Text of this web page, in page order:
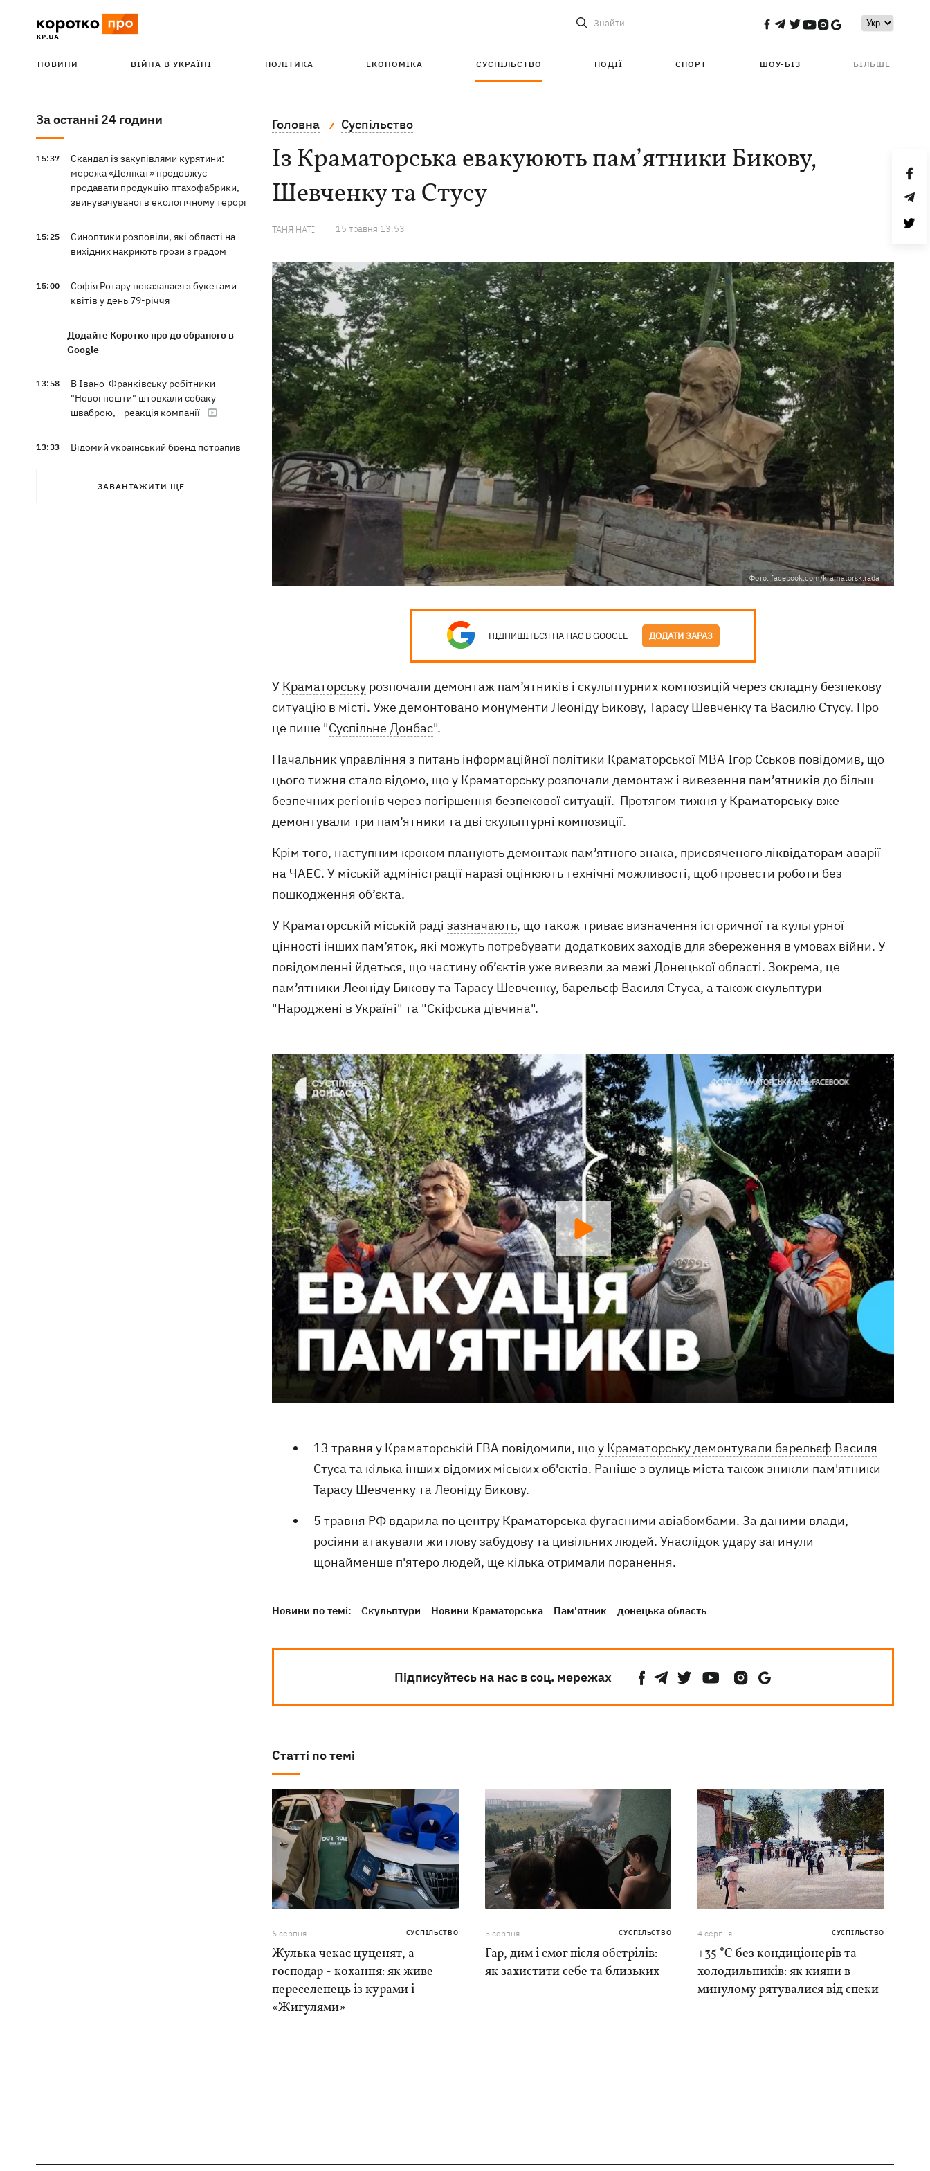
Знайти
НОВИНИ ВІЙНА В УКРАЇНІ ПОЛІТИКА ЕКОНОМІКА СУСПІЛЬСТВО ПОДІЇ СПОРТ ШОУ-БІЗ БІЛЬШЕ
За останні 24 години
15:37
Скандал із закупівлями курятини:
мережа «Делікат» продовжує
продавати продукцію птахофабрики,
звинувачуваної в екологічному терорі
15:25
Синоптики розповіли, які області на
вихідних накриють грози з градом
15:00
Софія Ротару показалася з букетами
квітів у день 79-річчя
Додайте Коротко про до обраного в
Google
13:58
В Івано-Франківську робітники
"Нової пошти" штовхали собаку
шваброю, - реакція компанії
13:33
Відомий український бренд потрапив
ЗАВАНТАЖИТИ ЩЕ
Головна Суспільство
Із Краматорська евакуюють пам’ятники Бикову,
Шевченку та Стусу
ТАНЯ НАТІ 15 травня 13:53
Фото: facebook.com/kramatorsk.rada
ПІДПИШІТЬСЯ НА НАС В GOOGLE ДОДАТИ ЗАРАЗ
У Краматорську розпочали демонтаж пам’ятників і скульптурних композицій через складну безпекову
ситуацію в місті. Уже демонтовано монументи Леоніду Бикову, Тарасу Шевченку та Василю Стусу. Про
це пише "Суспільне Донбас".
Начальник управління з питань інформаційної політики Краматорської МВА Ігор Єськов повідомив, що
цього тижня стало відомо, що у Краматорську розпочали демонтаж і вивезення пам’ятників до більш
безпечних регіонів через погіршення безпекової ситуації. Протягом тижня у Краматорську вже
демонтували три пам’ятники та дві скульптурні композиції.
Крім того, наступним кроком планують демонтаж пам’ятного знака, присвяченого ліквідаторам аварії
на ЧАЕС. У міській адміністрації наразі оцінюють технічні можливості, щоб провести роботи без
пошкодження об’єкта.
У Краматорській міській раді зазначають, що також триває визначення історичної та культурної
цінності інших пам’яток, які можуть потребувати додаткових заходів для збереження в умовах війни. У
повідомленні йдеться, що частину об’єктів уже вивезли за межі Донецької області. Зокрема, це
пам’ятники Леоніду Бикову та Тарасу Шевченку, барельєф Василя Стуса, а також скульптури
"Народжені в Україні" та "Скіфська дівчина".
13 травня у Краматорській ГВА повідомили, щоу Краматорську демонтували барельєф Василя
Стуса та кілька інших відомих міських об'єктів. Раніше з вулиць міста також зникли пам'ятники
Тарасу Шевченку та Леоніду Бикову.
5 травня РФ вдарила по центру Краматорська фугасними авіабомбами. За даними влади,
росіяни атакували житлову забудову та цивільних людей. Унаслідок удару загинули
щонайменше п'ятеро людей, ще кілька отримали поранення.
Новини по темі: Скульптури Новини Краматорська Пам'ятник донецька область
Підписуйтесь на нас в соц. мережах
Статті по темі
6 серпня СУСПІЛЬСТВО
Жулька чекає цуценят, а
господар - кохання: як живе
переселенець із курами і
«Жигулями»
5 серпня СУСПІЛЬСТВО
Гар, дим і смог після обстрілів:
як захистити себе та близьких
4 серпня СУСПІЛЬСТВО
+35 °C без кондиціонерів та
холодильників: як кияни в
минулому рятувалися від спеки